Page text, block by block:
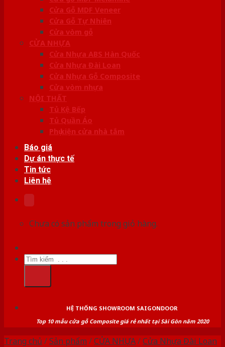
Cửa Gỗ MDF Veneer
Cửa Gỗ Tự Nhiên
Cửa vòm gỗ
CỬA NHỰA
Cửa Nhựa ABS Hàn Quốc
Cửa Nhựa Đài Loan
Cửa Nhựa Gỗ Composite
Cửa vòm nhựa
NỘI THẤT
Tủ Kệ Bếp
Tủ Quần Áo
Phụ kiện cửa nhà tắm
Báo giá
Dự án thực tế
Tin tức
Liên hệ
Chưa có sản phẩm trong giỏ hàng.
Tìm
kiếm:
HỆ THỐNG SHOWROOM SAIGONDOOR
Top 10 mẫu cửa gỗ Composite giá rẻ nhất tại Sài Gòn năm 2020
Trang chủ /Sản phẩm /CỬA NHỰA/Cửa Nhựa Đài Loan